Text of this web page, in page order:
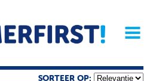
Archief
Magazine
SORTEER OP: